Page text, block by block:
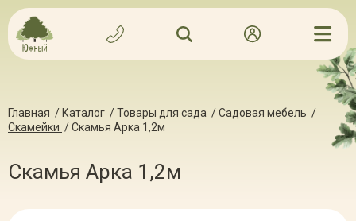
Главная / Каталог /Товары для сада /Садовая мебель /
Скамейки /Скамья Арка 1,2м
Скамья Арка 1,2м